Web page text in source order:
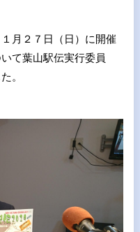
月２７日（日）に開催
て葉山駅伝実行委員
。